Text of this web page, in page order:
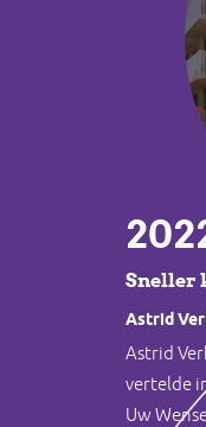
Sneller
Astrid
Astrid
vertelde
Uw